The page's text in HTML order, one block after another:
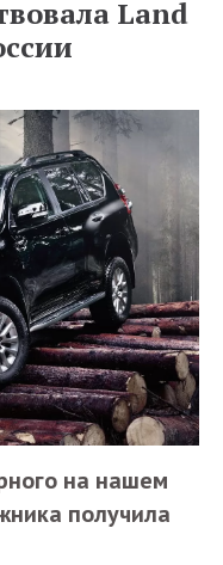
Land
на нашем
получила